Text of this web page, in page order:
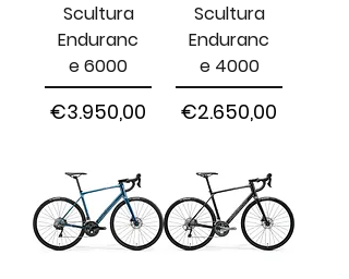
Scultura
Enduranc
e 6000
Harga
€3.950,00
Scultura
Enduranc
e 4000
Harga
€2.650,00